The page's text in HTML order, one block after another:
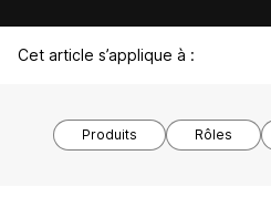
Cet article s’applique à :
Produits Rôles